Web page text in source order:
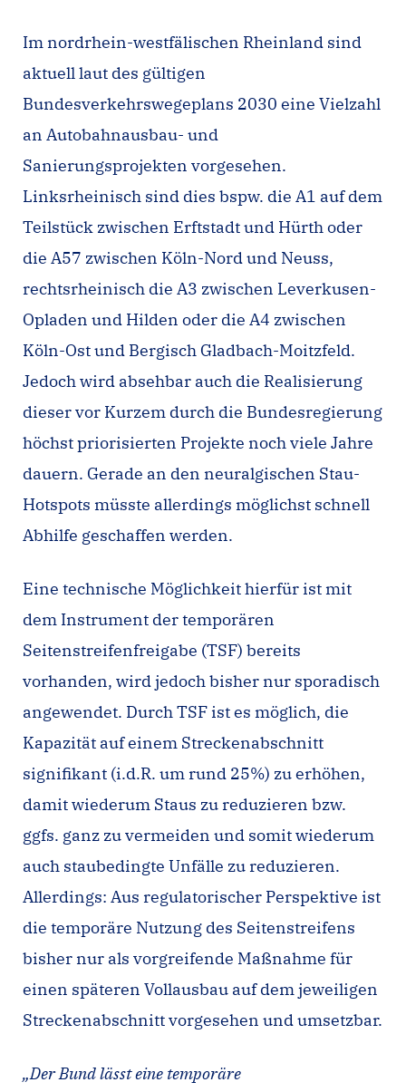
Im nordrhein-westfälischen Rheinland sind
aktuell laut des gültigen
Bundesverkehrswegeplans 2030 eine Vielzahl
an Autobahnausbau- und
Sanierungsprojekten vorgesehen.
Linksrheinisch sind dies bspw. die A1 auf dem
Teilstück zwischen Erftstadt und Hürth oder
die A57 zwischen Köln-Nord und Neuss,
rechtsrheinisch die A3 zwischen Leverkusen-
Opladen und Hilden oder die A4 zwischen
Köln-Ost und Bergisch Gladbach-Moitzfeld.
Jedoch wird absehbar auch die Realisierung
dieser vor Kurzem durch die Bundesregierung
höchst priorisierten Projekte noch viele Jahre
dauern. Gerade an den neuralgischen Stau-
Hotspots müsste allerdings möglichst schnell
Abhilfe geschaffen werden.
Eine technische Möglichkeit hierfür ist mit
dem Instrument der temporären
Seitenstreifenfreigabe (TSF) bereits
vorhanden, wird jedoch bisher nur sporadisch
angewendet. Durch TSF ist es möglich, die
Kapazität auf einem Streckenabschnitt
signifikant (i.d.R. um rund 25%) zu erhöhen,
damit wiederum Staus zu reduzieren bzw.
ggfs. ganz zu vermeiden und somit wiederum
auch staubedingte Unfälle zu reduzieren.
Allerdings: Aus regulatorischer Perspektive ist
die temporäre Nutzung des Seitenstreifens
bisher nur als vorgreifende Maßnahme für
einen späteren Vollausbau auf dem jeweiligen
Streckenabschnitt vorgesehen und umsetzbar.
„Der Bund lässt eine temporäre